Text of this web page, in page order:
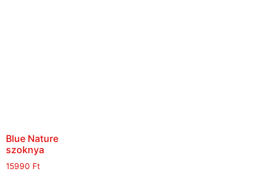
Blue Nature
szoknya
15990 Ft